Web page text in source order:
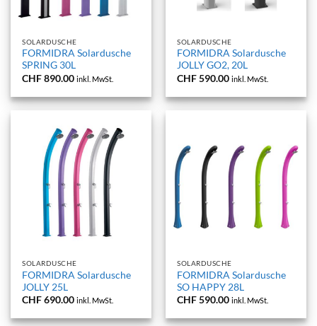
SOLARDUSCHE
FORMIDRA Solardusche
SPRING 30L
CHF890.00 inkl. MwSt.
SOLARDUSCHE
FORMIDRA Solardusche
JOLLY GO2, 20L
CHF590.00 inkl. MwSt.
SOLARDUSCHE
FORMIDRA Solardusche
JOLLY 25L
CHF690.00 inkl. MwSt.
SOLARDUSCHE
FORMIDRA Solardusche
SO HAPPY 28L
CHF590.00 inkl. MwSt.